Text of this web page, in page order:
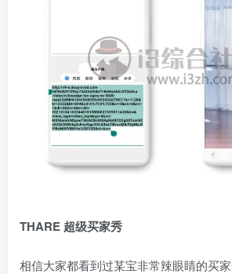
THARE 超级买家秀
相信大家都看到过某宝非常辣眼睛的买